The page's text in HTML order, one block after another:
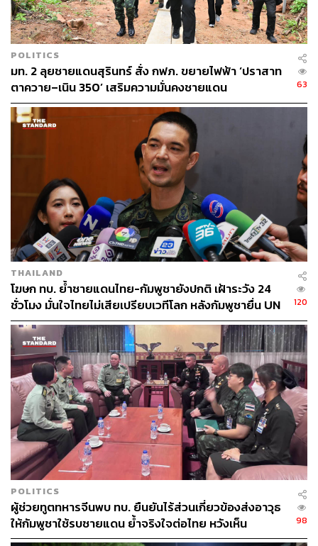
TAGS: ชายแดนไทย-กัมพูชา สระแก้ว
กองทัพบก
ตำรวจชุดควบคุมฝูงชน (คฝ.)
กองกำลังบูรพา
156
ABOUT THE AUTHOR
THE STANDARD TEAM
กองบรรณาธิการ THE STANDARD
POLITICS
มท. 2 ลุยชายแดนสุรินทร์ สั่ง กฟภ. ขยายไฟฟ้า ‘ปราสาท
ตาควาย–เนิน 350’ เสริมความมั่นคงชายแดน
63
THAILAND
โฆษก ทบ. ย้ำชายแดนไทย-กัมพูชายังปกติ เฝ้าระวัง 24
ชั่วโมง มั่นใจไทยไม่เสียเปรียบเวทีโลก หลังกัมพูชายื่น UN
รับรอง MOU43
120
POLITICS
ผู้ช่วยทูตทหารจีนพบ ทบ. ยืนยันไร้ส่วนเกี่ยวข้องส่งอาวุธ
ให้กัมพูชาใช้รบชายแดน ย้ำจริงใจต่อไทย หวังเห็น
ทางออกสันติวิธี
98